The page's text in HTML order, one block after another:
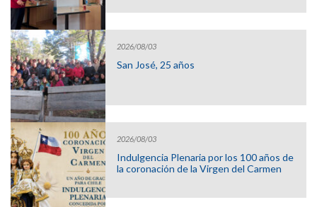
2026/08/03
San José, 25 años
2026/08/03
Indulgencia Plenaria por los 100 años de
la coronación de la Virgen del Carmen